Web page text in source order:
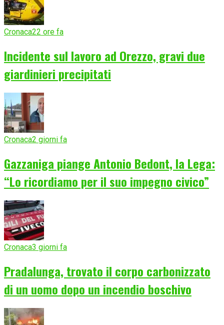
Cronaca22 ore fa
Incidente sul lavoro ad Orezzo, gravi due
giardinieri precipitati
Cronaca2 giorni fa
Gazzaniga piange Antonio Bedont, la Lega:
“Lo ricordiamo per il suo impegno civico”
Cronaca3 giorni fa
Pradalunga, trovato il corpo carbonizzato
di un uomo dopo un incendio boschivo